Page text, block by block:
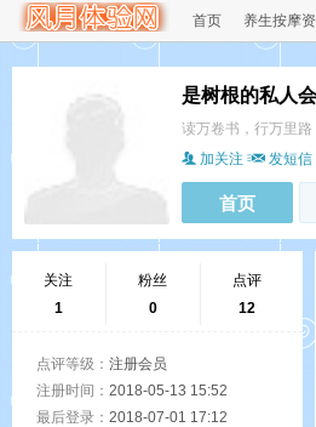
首页 养生按摩
是树根的私人
读万卷书，行万里路
加关注
发短信
首页
关注
1
粉丝
0
点评
12
点评等级： 注册会员
注册时间： 2018-05-13 15:52
最后登录： 2018-07-01 17:12